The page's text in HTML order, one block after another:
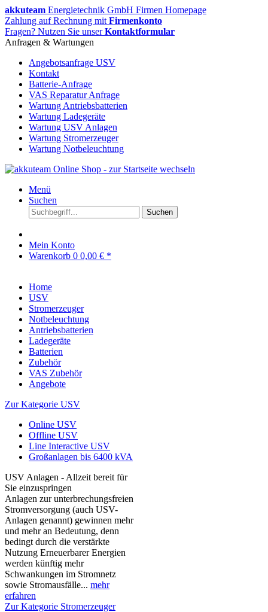
akkuteam Energietechnik GmbH Firmen Homepage
Zahlung auf Rechnung mit Firmenkonto
Fragen? Nutzen Sie unserKontaktformular
Anfragen & Wartungen
Angebotsanfrage USV
Kontakt
Batterie-Anfrage
VAS Reparatur Anfrage
Wartung Antriebsbatterien
Wartung Ladegeräte
Wartung USV Anlagen
Wartung Stromerzeuger
Wartung Notbeleuchtung
Menü
Suchen
Suchen
Mein Konto
Warenkorb 0 0,00 € *
Home
USV
Stromerzeuger
Notbeleuchtung
Antriebsbatterien
Ladegeräte
Batterien
Zubehör
VAS Zubehör
Angebote
Zur Kategorie USV
Online USV
Offline USV
Line Interactive USV
Großanlagen bis 6400 kVA
USV Anlagen - Allzeit bereit für
Sie einzuspringen
Anlagen zur unterbrechungsfreien
Stromversorgung (auch USV-
Anlagen genannt) gewinnen mehr
und mehr an Bedeutung, denn
bedingt durch die verstärkte
Nutzung Erneuerbarer Energien
werden künftig mehr
Schwankungen im Stromnetz
sowie Stromausfälle... mehr
erfahren
Zur Kategorie Stromerzeuger